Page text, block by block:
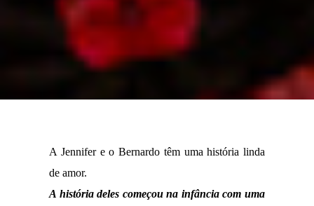
A Jennifer e o Bernardo têm uma história linda
de amor.
A história deles começou na infância com uma